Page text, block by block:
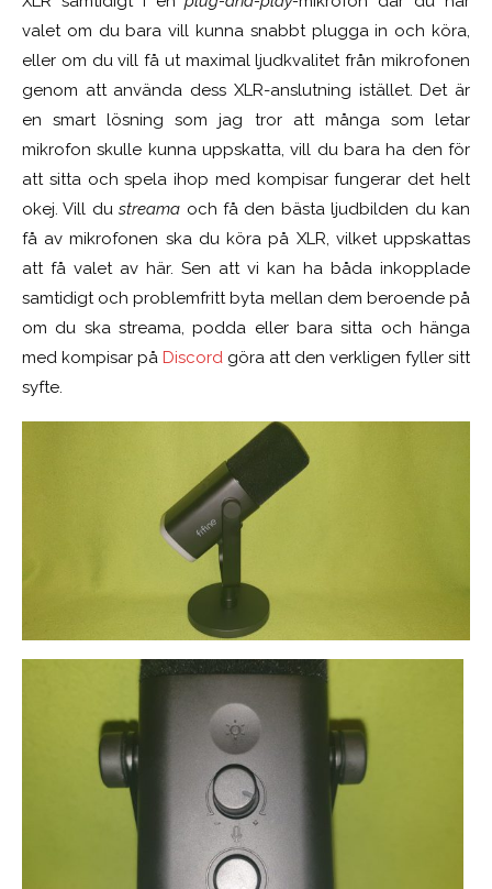
valet om du bara vill kunna snabbt plugga in och köra,
eller om du vill få ut maximal ljudkvalitet från mikrofonen
genom att använda dess XLR-anslutning istället. Det är
en smart lösning som jag tror att många som letar
mikrofon skulle kunna uppskatta, vill du bara ha den för
att sitta och spela ihop med kompisar fungerar det helt
okej. Vill dustreama och få den bästa ljudbilden du kan
få av mikrofonen ska du köra på XLR, vilket uppskattas
att få valet av här. Sen att vi kan ha båda inkopplade
samtidigt och problemfritt byta mellan dem beroende på
om du ska streama, podda eller bara sitta och hänga
med kompisar på Discord göra att den verkligen fyller sitt
syfte.